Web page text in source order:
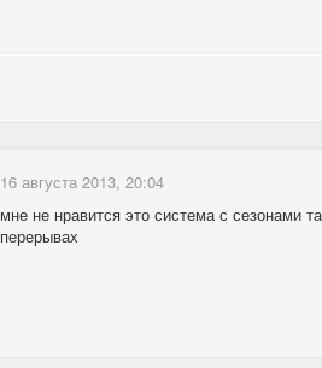
16 августа 2013, 20:04
мне не нравится это система с сезонами
перерывах